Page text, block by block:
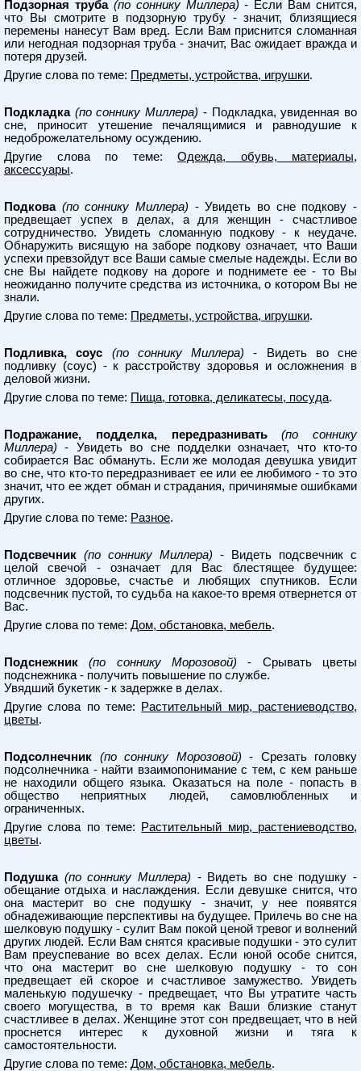
Подзорная труба (по соннику Миллера) - Если Вам снится,
что Вы смотрите в подзорную трубу - значит, близящиеся
перемены нанесут Вам вред. Если Вам приснится сломанная
или негодная подзорная труба - значит, Вас ожидает вражда и
потеря друзей.
Другие слова по теме: Предметы, устройства, игрушки.
Подкладка (по соннику Миллера) - Подкладка, увиденная во
сне, приносит утешение печалящимися и равнодушие к
недоброжелательному осуждению.
Другие слова по теме: Одежда, обувь, материалы,
аксессуары.
Подкова (по соннику Миллера) - Увидеть во сне подкову -
предвещает успех в делах, а для женщин - счастливое
сотрудничество. Увидеть сломанную подкову - к неудаче.
Обнаружить висящую на заборе подкову означает, что Ваши
успехи превзойдут все Ваши самые смелые надежды. Если во
сне Вы найдете подкову на дороге и поднимете ее - то Вы
неожиданно получите средства из источника, о котором Вы не
знали.
Другие слова по теме: Предметы, устройства, игрушки.
Подливка, соус (по соннику Миллера) - Видеть во сне
подливку (соус) - к расстройству здоровья и осложнения в
деловой жизни.
Другие слова по теме: Пища, готовка, деликатесы, посуда.
Подражание, подделка, передразнивать
(по соннику
Миллера) - Увидеть во сне подделки означает, что кто-то
собирается Вас обмануть. Если же молодая девушка увидит
во сне, что кто-то передразнивает ее или ее любимого - то это
значит, что ее ждет обман и страдания, причинямые ошибками
других.
Другие слова по теме: Разное.
Подсвечник (по соннику Миллера) - Видеть подсвечник с
целой свечой - означает для Вас блестящее будущее:
отличное здоровье, счастье и любящих спутников. Если
подсвечник пустой, то судьба на какое-то время отвернется от
Вас.
Другие слова по теме: Дом, обстановка, мебель.
Подснежник (по соннику Морозовой) - Срывать цветы
подснежника - получить повышение по службе.
Увядший букетик - к задержке в делах.
Другие слова по теме:
Растительный мир, растениеводство,
цветы.
Подсолнечник (по соннику Морозовой) - Срезать головку
подсолнечника - найти взаимопонимание с тем, с кем раньше
не находили общего языка. Оказаться на поле - попасть в
общество неприятных людей, самовлюбленных и
ограниченных.
Другие слова по теме:
Растительный мир, растениеводство,
цветы.
Подушка (по соннику Миллера) - Видеть во сне подушку -
обещание отдыха и наслаждения. Если девушке снится, что
она мастерит во сне подушку - значит, у нее появятся
обнадеживающие перспективы на будущее. Прилечь во сне на
шелковую подушку - сулит Вам покой ценой тревог и волнений
других людей. Если Вам снятся красивые подушки - это сулит
Вам преуспевание во всех делах. Если юной особе снится,
что она мастерит во сне шелковую подушку - то сон
предвещает ей скорое и счастливое замужество. Увидеть
маленькую подушечку - предвещает, что Вы утратите часть
своего могущества, в то время как Ваши близкие станут
счастливее в делах. Женщине этот сон предвещает, что в ней
проснется интерес к духовной жизни и тяга к
самостоятельности.
Другие слова по теме: Дом, обстановка, мебель.